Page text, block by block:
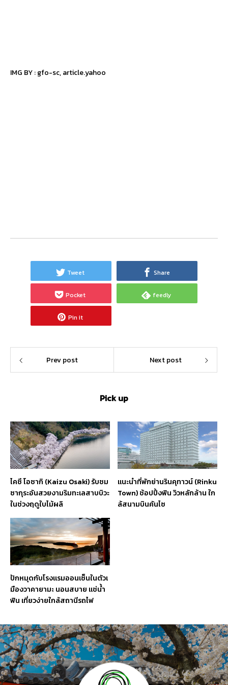
IMG BY :gfo-sc,article.yahoo
Tweet Share
Pocket feedly
Pin it
Prev post Next post
Pick up
ไคซึ โอซากิ (Kaizu Osaki) รับชม
ซากุระอันสวยงามริมทะเลสาบบิวะ
ในช่วงฤดูใบไม้ผลิ
แนะนำที่พักย่านรินคุทาวน์ (Rinku
Town) ช้อปปิ้งฟิน วิวหลักล้าน ใก
ล้สนามบินคันไซ
ปักหมุดกับโรงแรมออนเซ็นในตัวเ
มืองวาคายามะ นอนสบาย แช่น้ำ
ฟิน เที่ยวง่ายใกล้สถานีรถไฟ